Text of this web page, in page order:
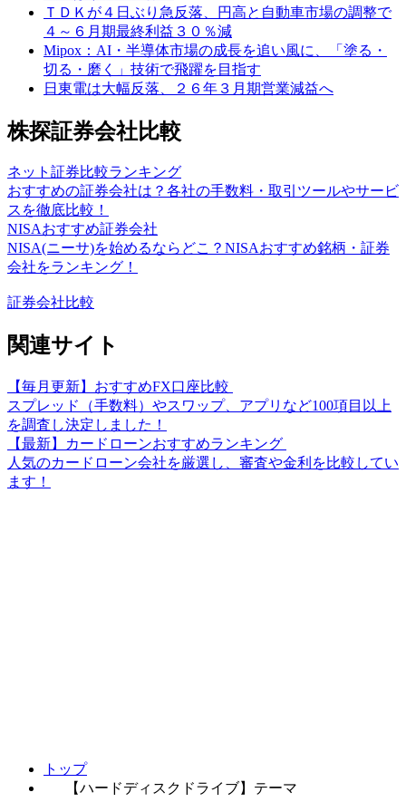
ＴＤＫが４日ぶり急反落、円高と自動車市場の調整で
４～６月期最終利益３０％減
Mipox：AI・半導体市場の成長を追い風に、「塗る・
切る・磨く」技術で飛躍を目指す
日東電は大幅反落、２６年３月期営業減益へ
株探証券会社比較
ネット証券比較ランキング
おすすめの証券会社は？各社の手数料・取引ツールやサービ
スを徹底比較！
NISAおすすめ証券会社
NISA(ニーサ)を始めるならどこ？NISAおすすめ銘柄・証券
会社をランキング！
証券会社比較
関連サイト
【毎月更新】おすすめFX口座比較
スプレッド（手数料）やスワップ、アプリなど100項目以上
を調査し決定しました！
【最新】カードローンおすすめランキング
人気のカードローン会社を厳選し、審査や金利を比較してい
ます！
トップ
【ハードディスクドライブ】テーマ